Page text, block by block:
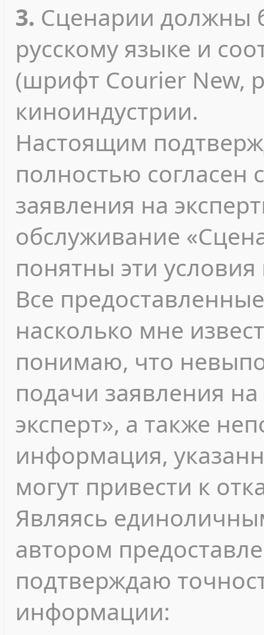
3. Сценарии должны
русскому языке и
(шрифт Courier New,
киноиндустрии.
Настоящим
полностью согласен
заявления на
обслуживание
понятны эти
Все
насколько мне
понимаю, что
подачи заявления
эксперт», а также
информация,
могут привести к
Являясь
автором
подтверждаю
информации: